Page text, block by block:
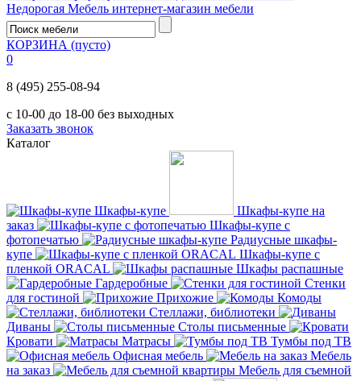
Недорогая Мебель интернет-магазин мебели
КОРЗИНА (пусто)
0
8 (495) 255-08-94
с 10-00 до 18-00 без выходных
Заказать звонок
Каталог
Шкафы-купе
Шкафы-купе на
заказ
Шкафы-купе с
фотопечатью
Радиусные шкафы-
купе
Шкафы-купе с
пленкой ORACAL
Шкафы распашные
Гардеробные
Стенки
для гостиной
Прихожие
Комоды
Стеллажи, библиотеки
Диваны
Столы письменные
Кровати
Матрасы
Тумбы под ТВ
Офисная мебель
Мебель
на заказ
Мебель для съемной